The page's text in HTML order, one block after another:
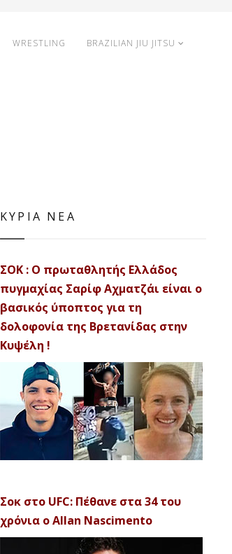
WRESTLING BRAZILIAN JIU JITSU
ΚΥΡΙΑ ΝΕΑ
ΣΟΚ : Ο πρωταθλητής Ελλάδος
πυγμαχίας Σαρίφ Αχματζάι είναι ο
βασικός ύποπτος για τη
δολοφονία της Βρετανίδας στην
Κυψέλη !
Σοκ στο UFC: Πέθανε στα 34 του
χρόνια ο Allan Nascimento